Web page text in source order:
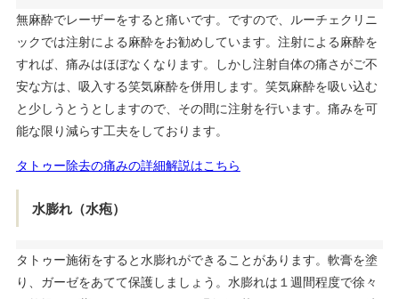
無麻酔でレーザーをすると痛いです。ですので、ルーチェクリニ
ックでは注射による麻酔をお勧めしています。注射による麻酔を
すれば、痛みはほぼなくなります。しかし注射自体の痛さがご不
安な方は、吸入する笑気麻酔を併用します。笑気麻酔を吸い込む
と少しうとうとしますので、その間に注射を行います。痛みを可
能な限り減らす工夫をしております。
タトゥー除去の痛みの詳細解説はこちら
水膨れ（水疱）
タトゥー施術をすると水膨れができることがあります。軟膏を塗
り、ガーゼをあてて保護しましょう。水膨れは１週間程度で徐々